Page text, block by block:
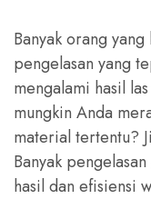
Banyak orang
pengelasan yang
mengalami hasil
mungkin Anda
material tertentu?
Banyak
hasil dan efisiensi